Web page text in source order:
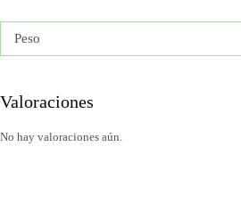
Peso
Valoraciones
No hay valoraciones aún.